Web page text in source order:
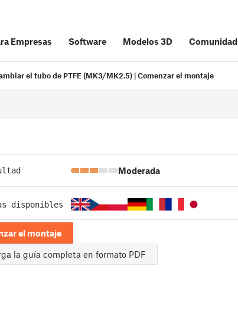
Empresas Software Modelos 3D Comunidad
el tubo de PTFE (MK3/MK2.5) | Comenzar el montaje
Moderada
disponibles
el montaje
la guía completa en formato PDF